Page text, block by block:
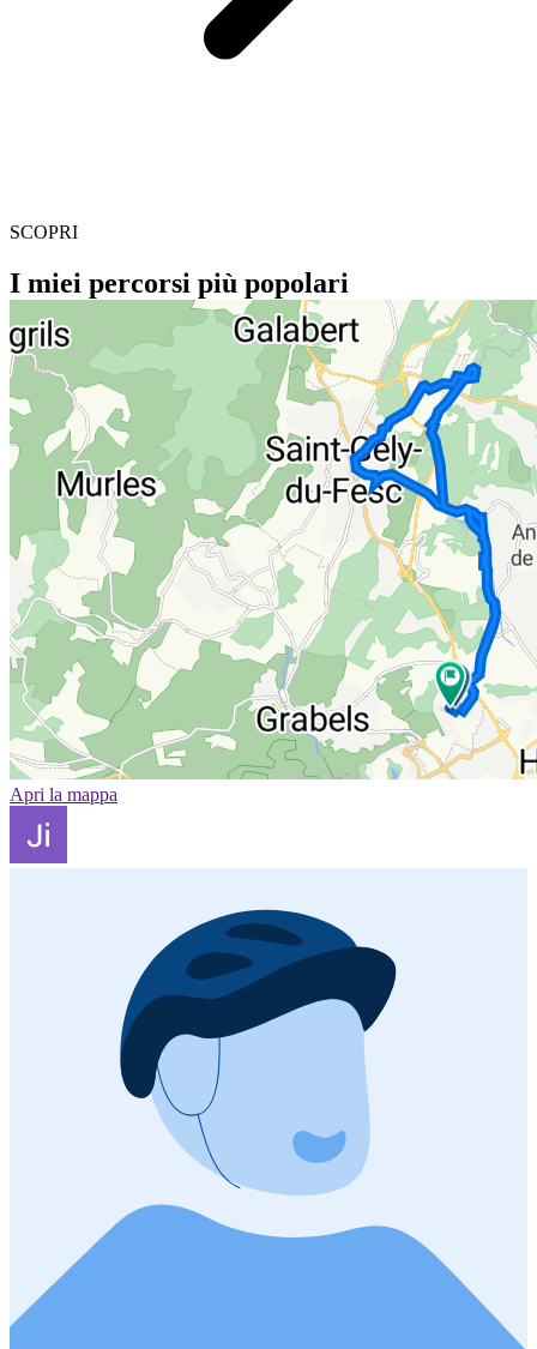
SCOPRI
I miei percorsi più popolari
Apri la mappa